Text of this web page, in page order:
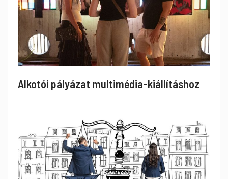
Alkotói pályázat multimédia-kiállításhoz